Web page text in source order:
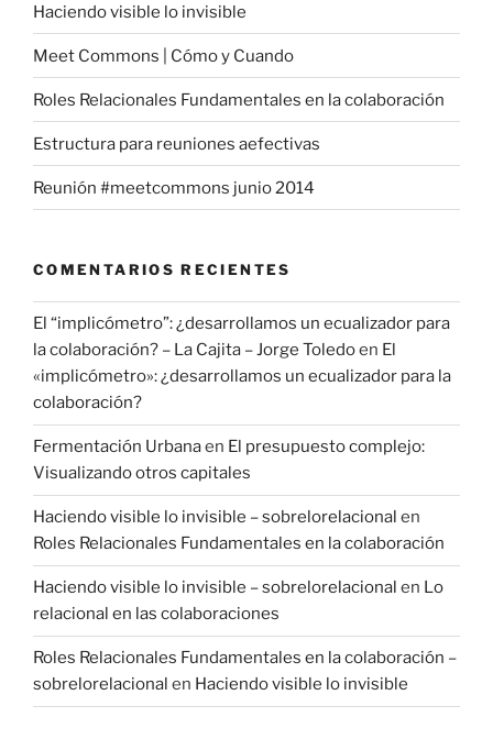
Haciendo visible lo invisible
Meet Commons | Cómo y Cuando
Roles Relacionales Fundamentales en la colaboración
Estructura para reuniones aefectivas
Reunión #meetcommons junio 2014
COMENTARIOS RECIENTES
El “implicómetro”: ¿desarrollamos un ecualizador para
la colaboración? – La Cajita – Jorge Toledoen El
«implicómetro»: ¿desarrollamos un ecualizador para la
colaboración?
Fermentación Urbanaen El presupuesto complejo:
Visualizando otros capitales
Haciendo visible lo invisible – sobrelorelacional en
Roles Relacionales Fundamentales en la colaboración
Haciendo visible lo invisible – sobrelorelacional en Lo
relacional en las colaboraciones
Roles Relacionales Fundamentales en la colaboración –
sobrelorelacional en Haciendo visible lo invisible